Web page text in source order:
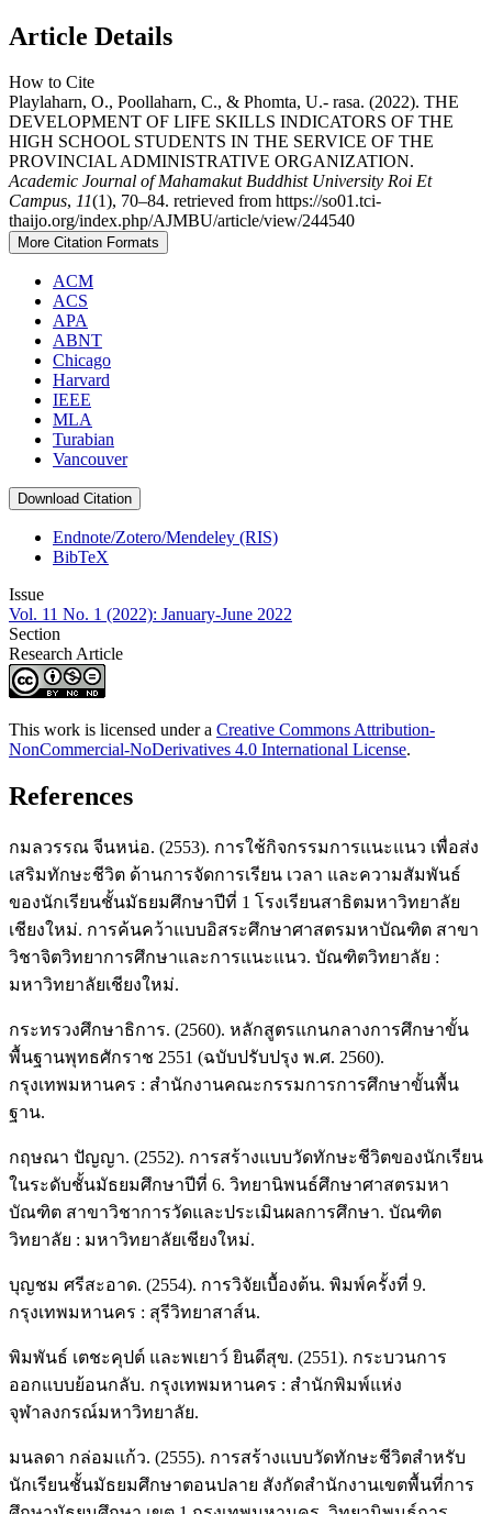
Article Details
How to Cite
Playlaharn, O., Poollaharn, C., & Phomta, U.- rasa. (2022). THE
DEVELOPMENT OF LIFE SKILLS INDICATORS OF THE
HIGH SCHOOL STUDENTS IN THE SERVICE OF THE
PROVINCIAL ADMINISTRATIVE ORGANIZATION.
Academic Journal of Mahamakut Buddhist University Roi Et
Campus, 11(1), 70–84. retrieved from https://so01.tci-
thaijo.org/index.php/AJMBU/article/view/244540
More Citation Formats
ACM
ACS
APA
ABNT
Chicago
Harvard
IEEE
MLA
Turabian
Vancouver
Download Citation
Endnote/Zotero/Mendeley (RIS)
BibTeX
Issue
Vol. 11 No. 1 (2022): January-June 2022
Section
Research Article
This work is licensed under a Creative Commons Attribution-
NonCommercial-NoDerivatives 4.0 International License.
References
กมลวรรณ จีนหน่อ. (2553). การใช้กิจกรรมการแนะแนว เพื่อส่ง
เสริมทักษะชีวิต ด้านการจัดการเรียน เวลา และความสัมพันธ์
ของนักเรียนชั้นมัธยมศึกษาปีที่ 1 โรงเรียนสาธิตมหาวิทยาลัย
เชียงใหม่. การค้นคว้าแบบอิสระศึกษาศาสตรมหาบัณฑิต สาขา
วิชาจิตวิทยาการศึกษาและการแนะแนว. บัณฑิตวิทยาลัย :
มหาวิทยาลัยเชียงใหม่.
กระทรวงศึกษาธิการ. (2560). หลักสูตรแกนกลางการศึกษาขั้น
พื้นฐานพุทธศักราช 2551 (ฉบับปรับปรุง พ.ศ. 2560).
กรุงเทพมหานคร : สำนักงานคณะกรรมการการศึกษาขั้นพื้น
ฐาน.
กฤษณา ปัญญา. (2552). การสร้างแบบวัดทักษะชีวิตของนักเรียน
ในระดับชั้นมัธยมศึกษาปีที่ 6. วิทยานิพนธ์ศึกษาศาสตรมหา
บัณฑิต สาขาวิชาการวัดและประเมินผลการศึกษา. บัณฑิต
วิทยาลัย : มหาวิทยาลัยเชียงใหม่.
บุญชม ศรีสะอาด. (2554). การวิจัยเบื้องต้น. พิมพ์ครั้งที่ 9.
กรุงเทพมหานคร : สุรีวิทยาสาส์น.
พิมพันธ์ เตชะคุปต์ และพเยาว์ ยินดีสุข. (2551). กระบวนการ
ออกแบบย้อนกลับ. กรุงเทพมหานคร : สำนักพิมพ์แห่ง
จุฬาลงกรณ์มหาวิทยาลัย.
มนลดา กล่อมแก้ว. (2555). การสร้างแบบวัดทักษะชีวิตสำหรับ
นักเรียนชั้นมัธยมศึกษาตอนปลาย สังกัดสำนักงานเขตพื้นที่การ